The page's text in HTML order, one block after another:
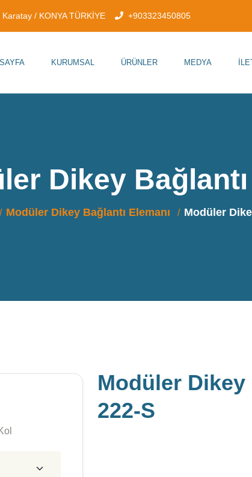
/ KONYA TÜRKİYE +903323450805
KURUMSAL ÜRÜNLER MEDYA
Dikey Bağlantı
Modüler Dikey Bağlantı Elemanı Modüler
Modüler Dikey
222-S